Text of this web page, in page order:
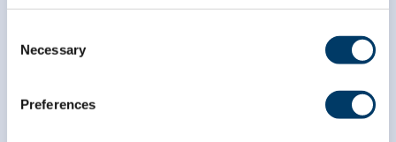
Selection
Necessary
Preferences